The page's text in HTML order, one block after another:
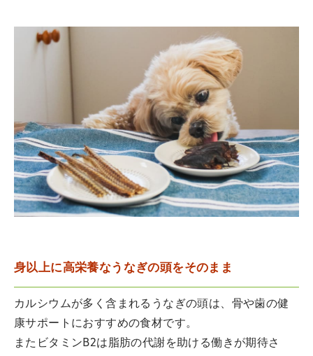
身以上に高栄養なうなぎの頭をそのまま
カルシウムが多く含まれるうなぎの頭は、骨や歯の健
康サポートにおすすめの食材です。
またビタミンB2は脂肪の代謝を助ける働きが期待さ